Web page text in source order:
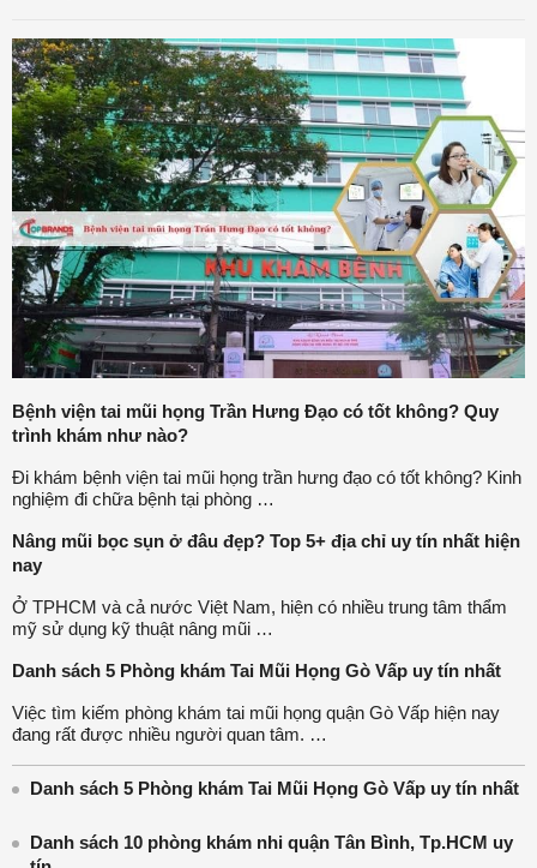
Bệnh viện tai mũi họng Trần Hưng Đạo có tốt không? Quy
trình khám như nào?
Đi khám bệnh viện tai mũi họng trần hưng đạo có tốt không? Kinh
nghiệm đi chữa bệnh tại phòng …
Nâng mũi bọc sụn ở đâu đẹp? Top 5+ địa chỉ uy tín nhất hiện
nay
Ở TPHCM và cả nước Việt Nam, hiện có nhiều trung tâm thẩm
mỹ sử dụng kỹ thuật nâng mũi …
Danh sách 5 Phòng khám Tai Mũi Họng Gò Vấp uy tín nhất
Việc tìm kiếm phòng khám tai mũi họng quận Gò Vấp hiện nay
đang rất được nhiều người quan tâm. …
Danh sách 5 Phòng khám Tai Mũi Họng Gò Vấp uy tín nhất
Danh sách 10 phòng khám nhi quận Tân Bình, Tp.HCM uy